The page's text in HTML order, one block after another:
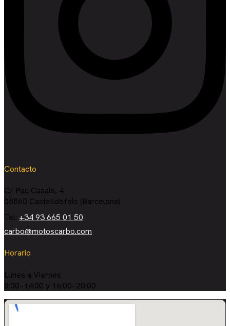
Contacto
C/ Pau Casals, 4
08860 Castelldefels (Barcelona)
Tel: +34 93 665 01 50
carbo@motoscarbo.com
Horario
Lunes a Viernes
8:00–14:00 y 16:00–20:00